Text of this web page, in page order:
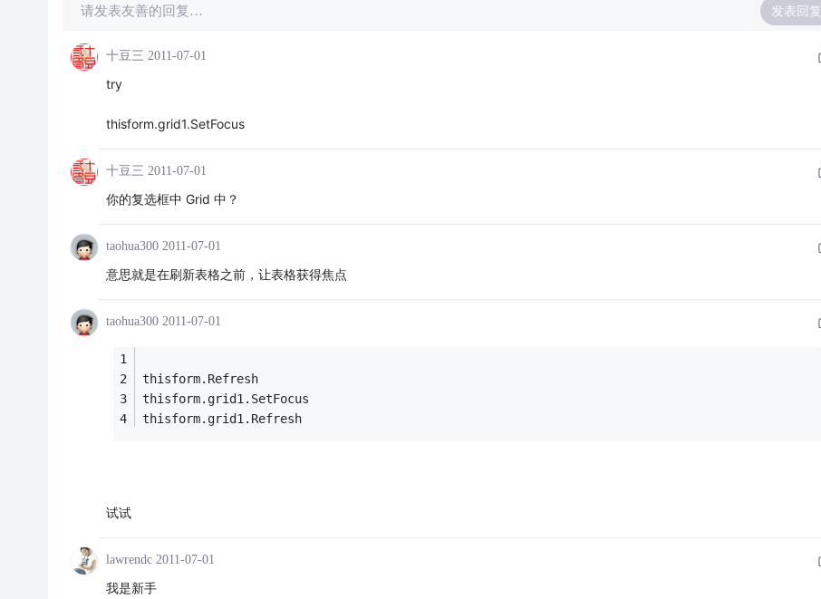
请发表友善的回复… 发表回复
十豆三 2011-07-01
try
thisform.grid1.SetFocus
十豆三 2011-07-01
你的复选框中 Grid 中？
taohua300 2011-07-01
意思就是在刷新表格之前，让表格获得焦点
taohua300 2011-07-01
thisform.Refresh
thisform.grid1.SetFocus
thisform.grid1.Refresh
试试
lawrendc 2011-07-01
我是新手